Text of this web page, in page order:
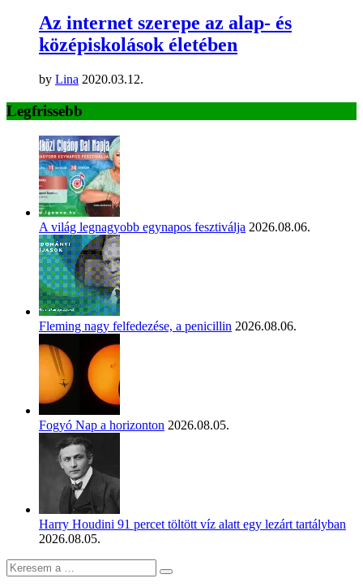
Az internet szerepe az alap- és
középiskolások életében
by Lina 2020.03.12.
Legfrissebb
A világ legnagyobb egynapos fesztiválja 2026.08.06.
Fleming nagy felfedezése, a penicillin 2026.08.06.
Fogyó Nap a horizonton 2026.08.05.
Harry Houdini 91 percet töltött víz alatt egy lezárt tartályban
2026.08.05.